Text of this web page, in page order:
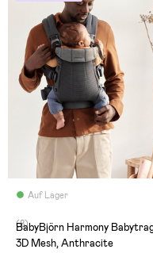
Auf Lager
(8)
BabyBjörn Harmony
3D Mesh, Anthracite